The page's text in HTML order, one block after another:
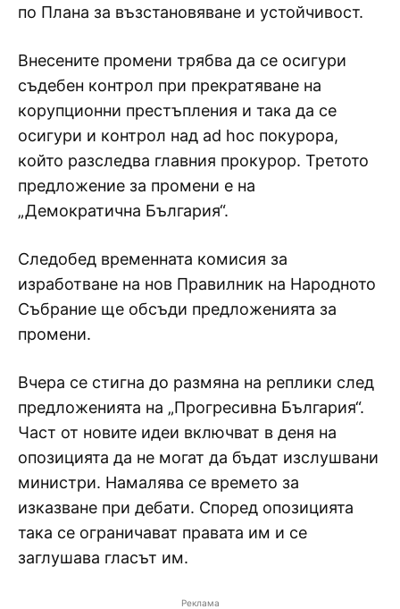
по Плана за възстановяване и устойчивост.
Внесените промени трябва да се осигури
съдебен контрол при прекратяване на
корупционни престъпления и така да се
осигури и контрол над ad hoc покурора,
който разследва главния прокурор. Третото
предложение за промени е на
„Демократична България“.
Следобед временната комисия за
изработване на нов Правилник на Народното
Събрание ще обсъди предложенията за
промени.
Вчера се стигна до размяна на реплики след
предложенията на „Прогресивна България“.
Част от новите идеи включват в деня на
опозицията да не могат да бъдат изслушвани
министри. Намалява се времето за
изказване при дебати. Според опозицията
така се ограничават правата им и се
заглушава гласът им.
Реклама